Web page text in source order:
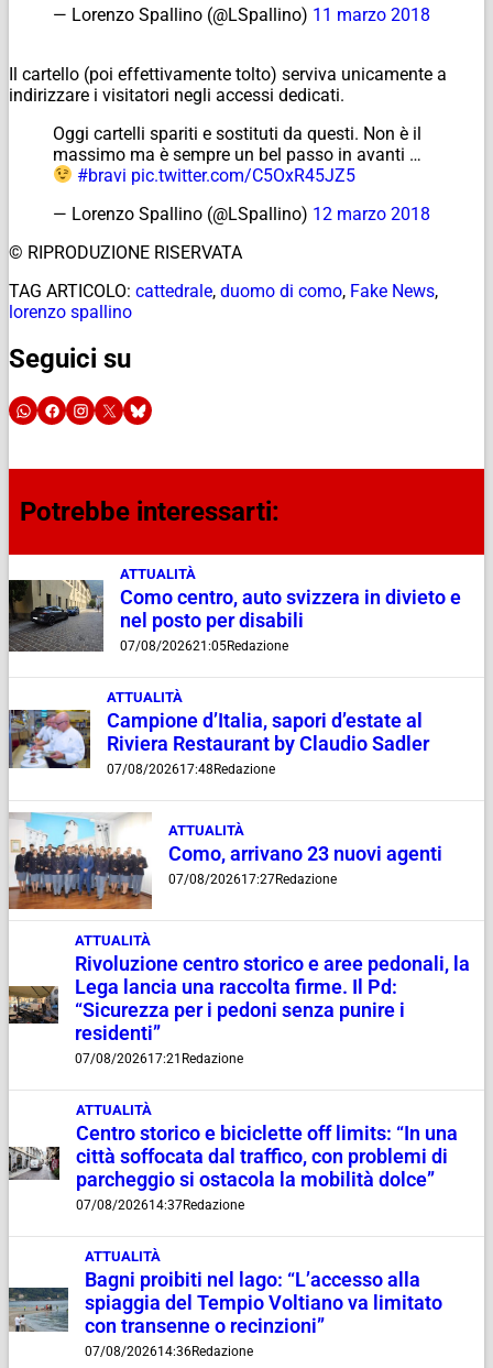
— Lorenzo Spallino (@LSpallino) 11 marzo 2018
Il cartello (poi effettivamente tolto) serviva unicamente a
indirizzare i visitatori negli accessi dedicati.
Oggi cartelli spariti e sostituti da questi. Non è il
massimo ma è sempre un bel passo in avanti …
#bravi pic.twitter.com/C5OxR45JZ5
— Lorenzo Spallino (@LSpallino) 12 marzo 2018
© RIPRODUZIONE RISERVATA
TAG ARTICOLO: cattedrale, duomo di como, Fake News,
lorenzo spallino
Seguici su
Potrebbe interessarti:
ATTUALITÀ
Como centro, auto svizzera in divieto e
nel posto per disabili
07/08/202621:05Redazione
ATTUALITÀ
Campione d’Italia, sapori d’estate al
Riviera Restaurant by Claudio Sadler
07/08/202617:48 Redazione
ATTUALITÀ
Como, arrivano 23 nuovi agenti
07/08/202617:27Redazione
ATTUALITÀ
Rivoluzione centro storico e aree pedonali, la
Lega lancia una raccolta firme. Il Pd:
“Sicurezza per i pedoni senza punire i
residenti”
07/08/202617:21 Redazione
ATTUALITÀ
Centro storico e biciclette off limits: “In una
città soffocata dal traffico, con problemi di
parcheggio si ostacola la mobilità dolce”
07/08/202614:37Redazione
ATTUALITÀ
Bagni proibiti nel lago: “L’accesso alla
spiaggia del Tempio Voltiano va limitato
con transenne o recinzioni”
07/08/202614:36Redazione